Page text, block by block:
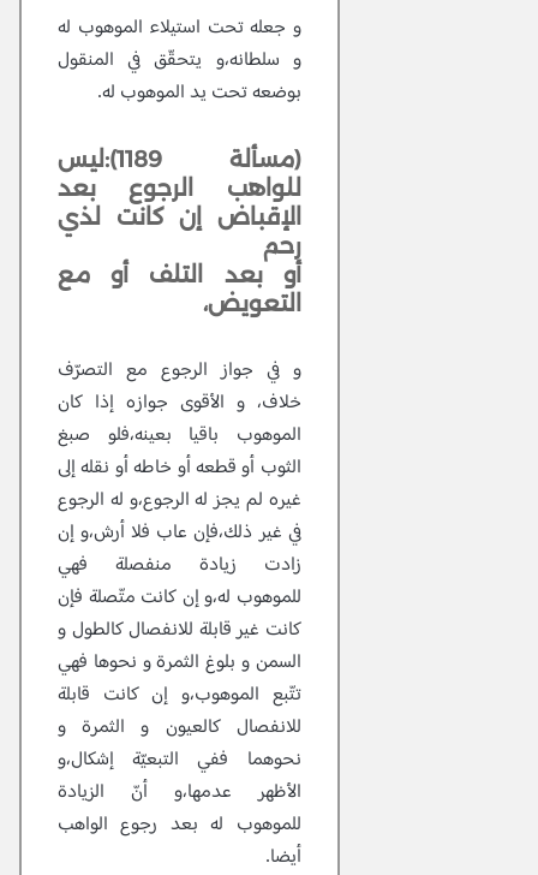
و جعله تحت استيلاء الموهوب له
و سلطانه،و يتحقّق في المنقول
بوضعه تحت يد الموهوب له.
(مسألة 1189):ليس
للواهب الرجوع بعد
الإقباض إن كانت لذي
رحم
أو بعد التلف أو مع
التعويض،
و في جواز الرجوع مع التصرّف
خلاف، و الأقوى جوازه إذا كان
الموهوب باقيا بعينه،فلو صبغ
الثوب أو قطعه أو خاطه أو نقله إلى
غيره لم يجز له الرجوع،و له الرجوع
في غير ذلك،فإن عاب فلا أرش،و إن
زادت زيادة منفصلة فهي
للموهوب له،و إن كانت متّصلة فإن
كانت غير قابلة للانفصال كالطول و
السمن و بلوغ الثمرة و نحوها فهي
تتّبع الموهوب،و إن كانت قابلة
للانفصال كالعيون و الثمرة و
نحوهما ففي التبعيّة إشكال،و
الأظهر عدمها،و أنّ الزيادة
للموهوب له بعد رجوع الواهب
أيضا.